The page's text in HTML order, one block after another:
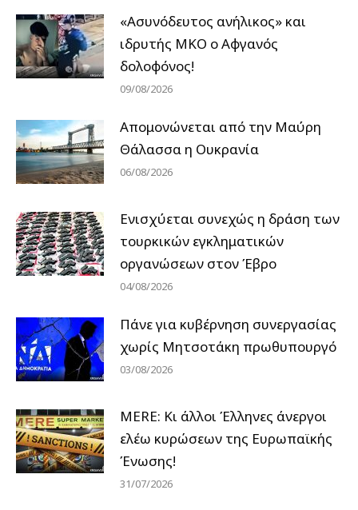
«Ασυνόδευτος ανήλικος» και
ιδρυτής ΜΚΟ ο Αφγανός
δολοφόνος!
09/08/2026
Απομονώνεται από την Μαύρη
Θάλασσα η Ουκρανία
06/08/2026
Ενισχύεται συνεχώς η δράση των
τουρκικών εγκληματικών
οργανώσεων στον Έβρο
04/08/2026
Πάνε για κυβέρνηση συνεργασίας
χωρίς Μητσοτάκη πρωθυπουργό
03/08/2026
MERE: Κι άλλοι Έλληνες άνεργοι
ελέω κυρώσεων της Ευρωπαϊκής
Ένωσης!
31/07/2026